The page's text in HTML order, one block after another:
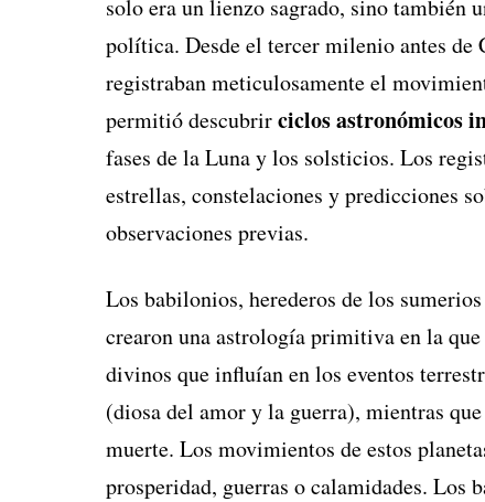
solo era un lienzo sagrado, sino también
política. Desde el tercer milenio antes de
registraban meticulosamente el
permitió descubrirciclos astronómicos
fases de la Luna y los solsticios. Los
estrellas, constelaciones y predicciones
observaciones previas.
Los babilonios, herederos de los
crearon una astrología primitiva en la
divinos que influían en los eventos
(diosa del amor y la guerra), mientras
muerte. Los movimientos de estos
prosperidad, guerras o calamidades. Los